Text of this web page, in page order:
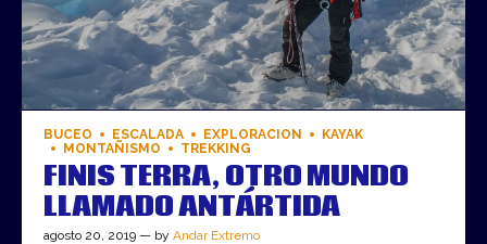
BUCEO ESCALADA EXPLORACION
KAYAK
MONTAÑISMO
TREKKING
FINIS TERRA, OTRO MUNDO
LLAMADO ANTÁRTIDA
agosto 20, 2019 — by Andar Extremo